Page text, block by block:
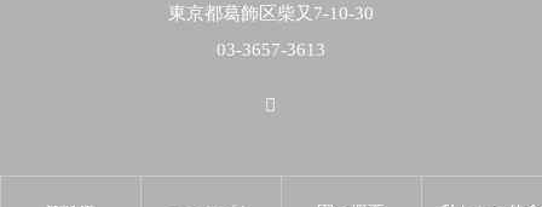
東京都葛飾区柴又7-10-30
03-3657-3613